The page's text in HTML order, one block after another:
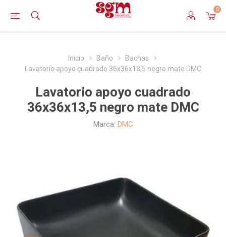
0
Inicio Baño
Bachas
Lavatorio apoyo cuadrado 36x36x13,5 negro mate DMC
Lavatorio apoyo cuadrado
36x36x13,5 negro mate DMC
Marca: DMC